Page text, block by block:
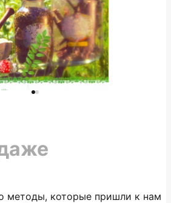
методы, которые пришли к нам